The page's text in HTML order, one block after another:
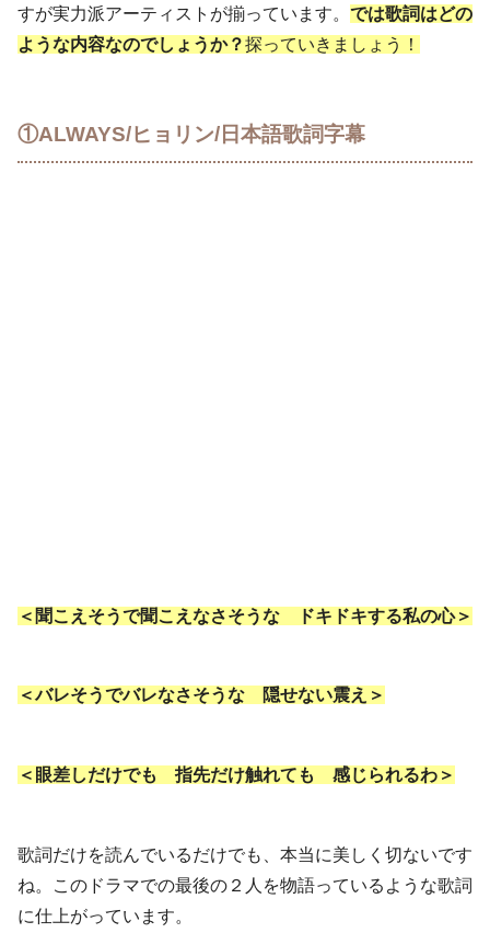
すが実力派アーティストが揃っています。 では歌詞はどの
ような内容なのでしょうか？探っていきましょう！
①ALWAYS/ヒョリン/日本語歌詞字幕
＜聞こえそうで聞こえなさそうな ドキドキする私の心＞
＜バレそうでバレなさそうな 隠せない震え＞
＜眼差しだけでも 指先だけ触れても 感じられるわ＞
歌詞だけを読んでいるだけでも、本当に美しく切ないです
ね。このドラマでの最後の２人を物語っているような歌詞
に仕上がっています。